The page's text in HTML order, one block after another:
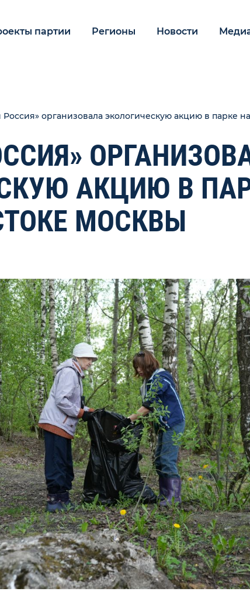
партии Регионы Новости
Россия» организовала экологическую акцию в парке
АКЦИЮ В
МОСКВЫ